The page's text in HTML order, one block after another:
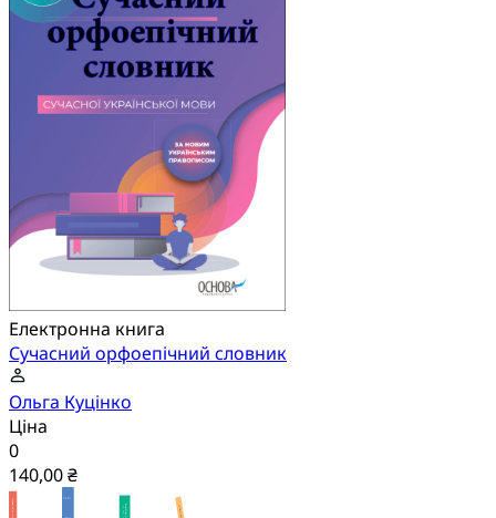
Електронна книга
Сучасний орфоепічний словник
Ольга Куцінко
Ціна
0
140,00 ₴